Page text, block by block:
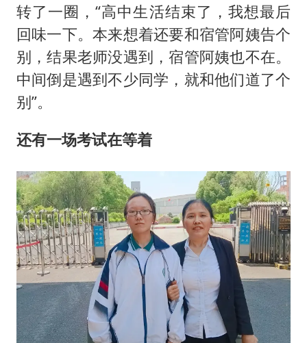
转了一圈，“高中生活结束了，我想最后
回味一下。本来想着还要和宿管阿姨告个
别，结果老师没遇到，宿管阿姨也不在。
中间倒是遇到不少同学，就和他们道了个
别”。
还有一场考试在等着